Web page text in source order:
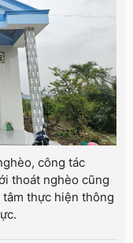
công tác
thoát nghèo cũng
thực hiện thông